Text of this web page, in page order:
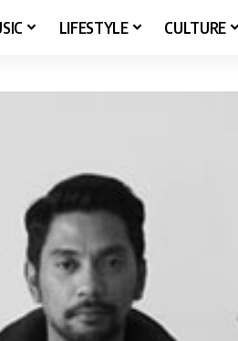
LIFESTYLE CULTURE